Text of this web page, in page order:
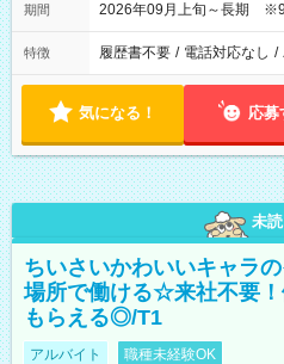
期間 2026年09月上旬～長期 ※9
特徴 履歴書不要 / 電話対応なし /
気になる！ 応募
未読
ちいさいかわいいキャラ
場所で働ける☆来社不要
もらえる◎/T1
アルバイト 職種未経験OK